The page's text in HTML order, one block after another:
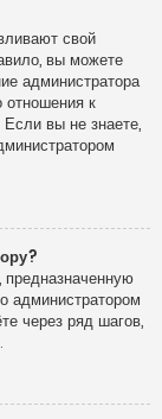
свой
вы можете
администратора
отношения к
вы не знаете,
администратором
через ряд шагов,